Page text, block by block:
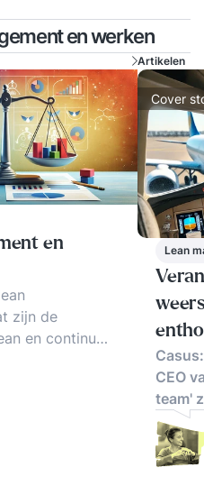
en werken
en
zijn de
en continu
Artikelen
Cover
Lean
CEO
team'